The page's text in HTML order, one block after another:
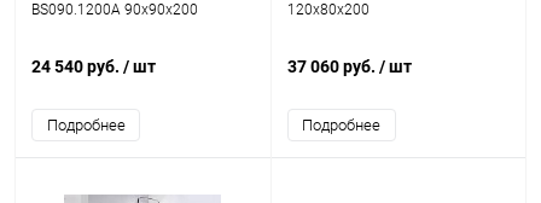
BS090.1200A 90x90x200
24 540 руб. / шт
Подробнее
120х80х200
37 060 руб. / шт
Подробнее